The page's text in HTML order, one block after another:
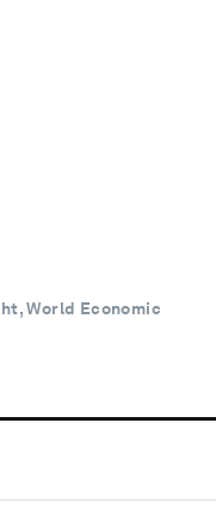
World Economic